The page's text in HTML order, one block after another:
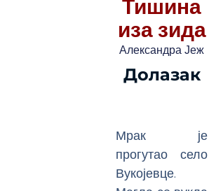
Тишина
иза зида
Александра Јеж
Долазак
Мрак је
прогутао село
Вукојевце.